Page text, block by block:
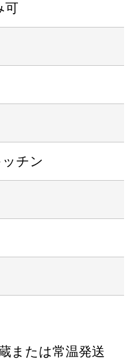
可
チン
または常温発送